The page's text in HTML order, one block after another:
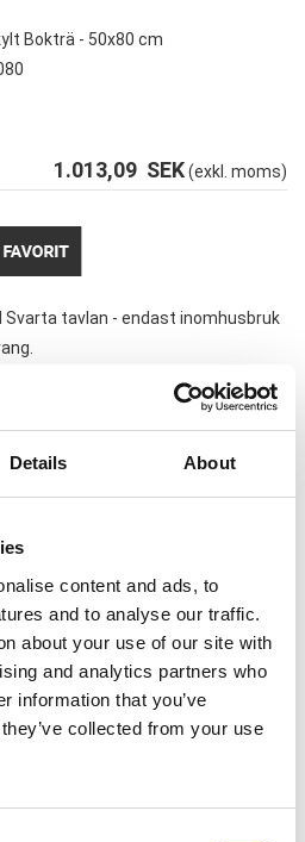
Details About
content and ads, to
and to analyse our traffic.
about your use of our site with
and analytics partners who
information that you’ve
collected from your use
Bokträ - 50x80 cm
1.013,09 SEK(exkl. moms)
tavlan - endast inomhusbruk
Tillbehör - Tuschpenna
15mm till A-skylt etc.
60,01 SEK